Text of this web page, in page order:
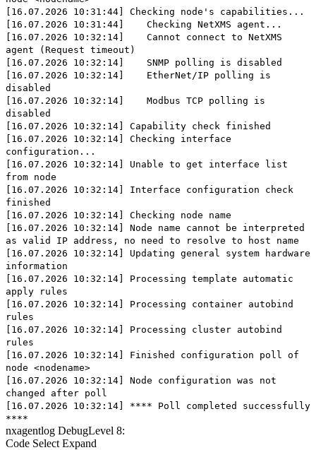
[16.07.2026 10:31:44] Checking node's capabilities...
[16.07.2026 10:31:44] Checking NetXMS agent...
[16.07.2026 10:32:14] Cannot connect to NetXMS
agent (Request timeout)
[16.07.2026 10:32:14] SNMP polling is disabled
[16.07.2026 10:32:14] EtherNet/IP polling is
disabled
[16.07.2026 10:32:14] Modbus TCP polling is
disabled
[16.07.2026 10:32:14] Capability check finished
[16.07.2026 10:32:14] Checking interface
configuration...
[16.07.2026 10:32:14] Unable to get interface list
from node
[16.07.2026 10:32:14] Interface configuration check
finished
[16.07.2026 10:32:14] Checking node name
[16.07.2026 10:32:14] Node name cannot be interpreted
as valid IP address, no need to resolve to host name
[16.07.2026 10:32:14] Updating general system hardware
information
[16.07.2026 10:32:14] Processing template automatic
apply rules
[16.07.2026 10:32:14] Processing container autobind
rules
[16.07.2026 10:32:14] Processing cluster autobind
rules
[16.07.2026 10:32:14] Finished configuration poll of
node <nodename>
[16.07.2026 10:32:14] Node configuration was not
changed after poll
[16.07.2026 10:32:14] **** Poll completed successfully
****
nxagentlog DebugLevel 8:
Code Select Expand